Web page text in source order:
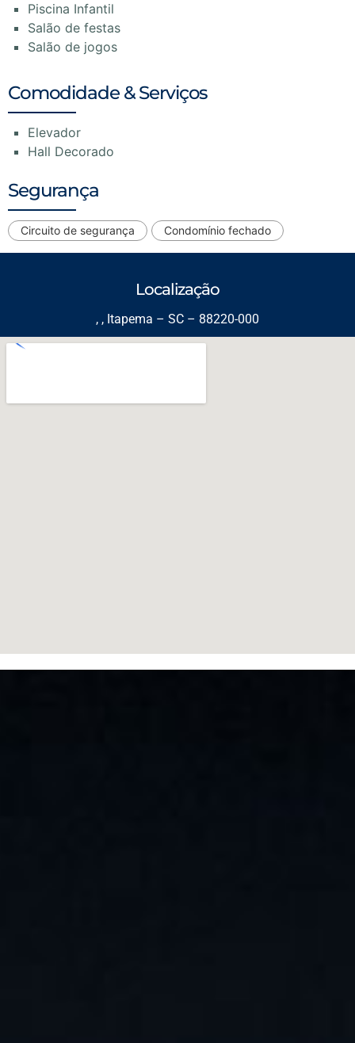
Piscina Infantil
Salão de festas
Salão de jogos
Comodidade & Serviços
Elevador
Hall Decorado
Segurança
Circuito de segurança Condomínio fechado
Localização
, , Itapema – SC – 88220-000